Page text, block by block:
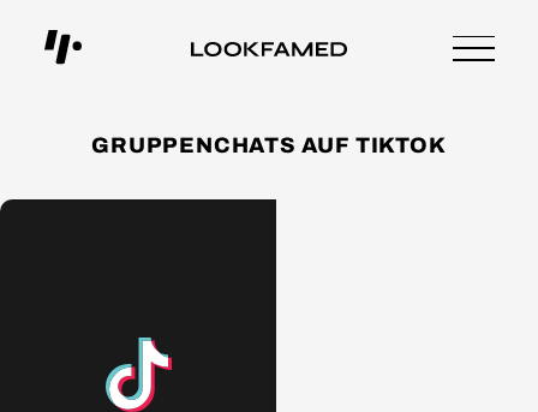
GRUPPENCHATS AUF TIKTOK